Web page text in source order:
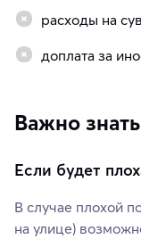
расходы на
доплата за
Важно знать
Если будет
В случае плохой
на улице)